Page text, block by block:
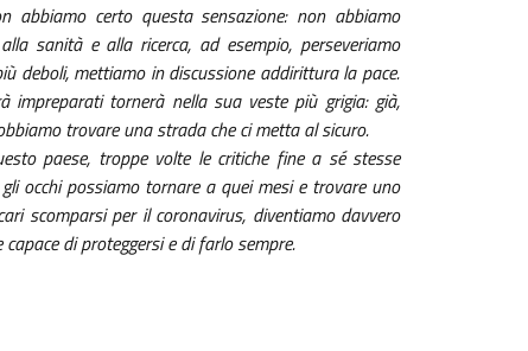
abbiamo certo questa sensazione: non abbiamo
sanità e alla ricerca, ad esempio, perseveriamo
deboli, mettiamo in discussione addirittura la pace.
tornerà nella sua veste più grigia: già,
trovare una strada che ci metta al sicuro.
paese, troppe volte le critiche fine a sé stesse
occhi possiamo tornare a quei mesi e trovare uno
scomparsi per il coronavirus, diventiamo davvero
di proteggersi e di farlo sempre.